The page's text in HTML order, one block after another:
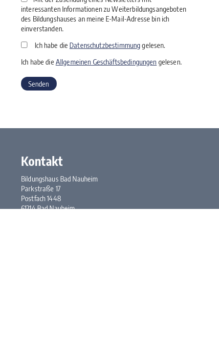
interessanten Informationen zu Weiterbildungsangeboten
des Bildungshauses an meine E-Mail-Adresse bin ich
einverstanden.
Ich habe die Datenschutzbestimmunggelesen.
Ich habe die Allgemeinen Geschäftsbedingungen gelesen.
Kontakt
Bildungshaus Bad Nauheim
Parkstraße 17
Postfach 1448
61214 Bad Nauheim